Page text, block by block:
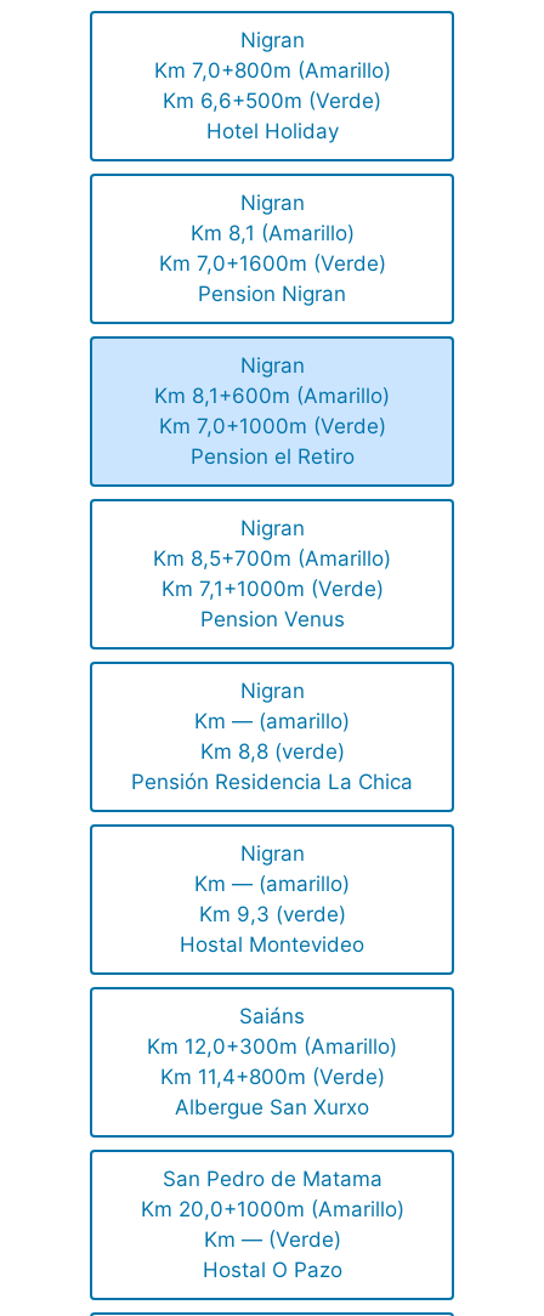
Nigran
Km 7,0+800m (Amarillo)
Km 6,6+500m (Verde)
Hotel Holiday
Nigran
Km 8,1 (Amarillo)
Km 7,0+1600m (Verde)
Pension Nigran
Nigran
Km 8,1+600m (Amarillo)
Km 7,0+1000m (Verde)
Pension el Retiro
Nigran
Km 8,5+700m (Amarillo)
Km 7,1+1000m (Verde)
Pension Venus
Nigran
Km — (amarillo)
Km 8,8 (verde)
Pensión Residencia La Chica
Nigran
Km — (amarillo)
Km 9,3 (verde)
Hostal Montevideo
Saiáns
Km 12,0+300m (Amarillo)
Km 11,4+800m (Verde)
Albergue San Xurxo
San Pedro de Matama
Km 20,0+1000m (Amarillo)
Km — (Verde)
Hostal O Pazo